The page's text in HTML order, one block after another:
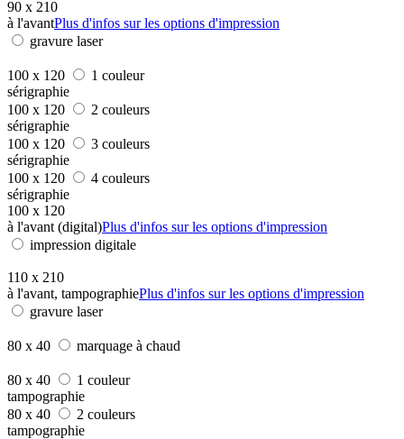
90 x 210
à l'avantPlus d'infos sur les options d'impression
gravure laser
100 x 120
1 couleur
sérigraphie
100 x 120
2 couleurs
sérigraphie
100 x 120
3 couleurs
sérigraphie
100 x 120
4 couleurs
sérigraphie
100 x 120
à l'avant (digital)Plus d'infos sur les options d'impression
impression digitale
110 x 210
à l'avant, tampographiePlus d'infos sur les options d'impression
gravure laser
80 x 40 marquage à chaud
80 x 40
1 couleur
tampographie
80 x 40
2 couleurs
tampographie